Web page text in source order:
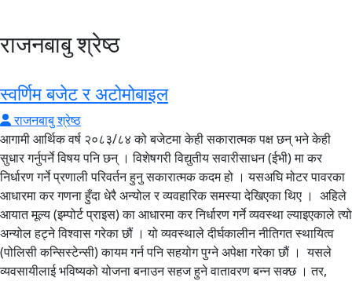
राजनबाबु श्रेष्ठ
स्वर्णिम बजेट र अटोमोबाइल
राजनबाबु श्रेष्ठ
आगामी आर्थिक वर्ष २०८३/८४ को बजेटमा केही सकारात्मक पक्ष छन् भने केही
सुधार गर्नुपर्ने विषय पनि छन् । विशेषगरी विद्युतीय सवारीसाधन (ईभी) मा कर
निर्धारण गर्ने प्रणाली परिवर्तन हुनु सकारात्मक कदम हो । यसअघि मोटर पावरका
आधारमा कर गणना हुँदा धेरै अन्योल र व्यवहारिक समस्या देखिएका थिए । अहिले
आयात मूल्य (इम्पोर्ट प्राइस) का आधारमा कर निर्धारण गर्ने व्यवस्था ल्याइएकाले त्यो
अन्योल हट्ने विश्वास गरेका छौं । यो व्यवस्थाले दीर्घकालीन नीतिगत स्थायित्व
(पोलिसी कन्सिस्टेन्सी) कायम गर्न पनि सहयोग पुग्ने अपेक्षा गरेका छौं । यसले
व्यवसायीलाई भविष्यको योजना बनाउन सहज हुने वातावरण बन्न सक्छ । तर,